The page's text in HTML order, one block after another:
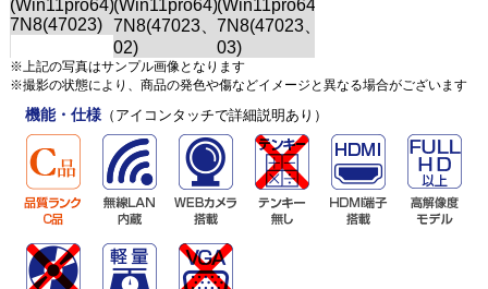
※上記の写真はサンプル画像となります
※撮影の状態により、商品の発色や傷などイメージと異なる場合がございます
機能・仕様（アイコンタッチで詳細説明あり）